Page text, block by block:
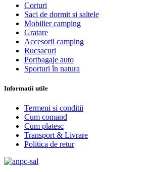
Corturi
Saci de dormit si saltele
Mobilier camping
Gratare
Accesorii camping
Rucsacuri
Portbagaje auto
Sporturi în natura
Informatii utile
Termeni si conditii
Cum comand
Cum platesc
Transport & Livrare
Politica de retur